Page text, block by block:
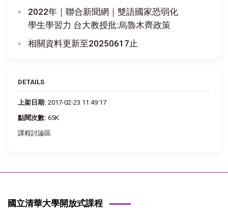
2022年｜聯合新聞網｜雙語國家恐弱化
學生學習力 台大教授批:烏魯木齊政策
相關資料更新至20250617止
DETAILS
上架日期: 2017-02-23 11:49:17
點閱次數: 65K
課程討論區
國立清華大學開放式課程